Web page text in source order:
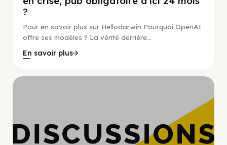
?
Pour en savoir plus sur Hellodarwin Pourquoi OpenAI
offre ses modèles ? La vérité derrière...
En savoir plus